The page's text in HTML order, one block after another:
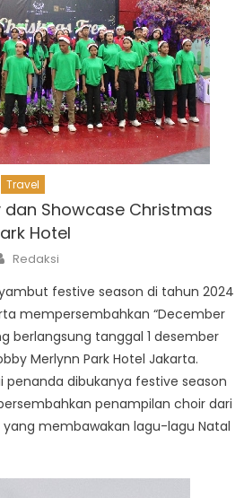
Travel
dan Showcase Christmas
Hotel
Author
Redaksi
festive season di tahun 2024
mempersembahkan “December
berlangsung tanggal 1 desember
Merlynn Park Hotel Jakarta.
penanda dibukanya festive season
penampilan choir dari
yang membawakan lagu-lagu Natal